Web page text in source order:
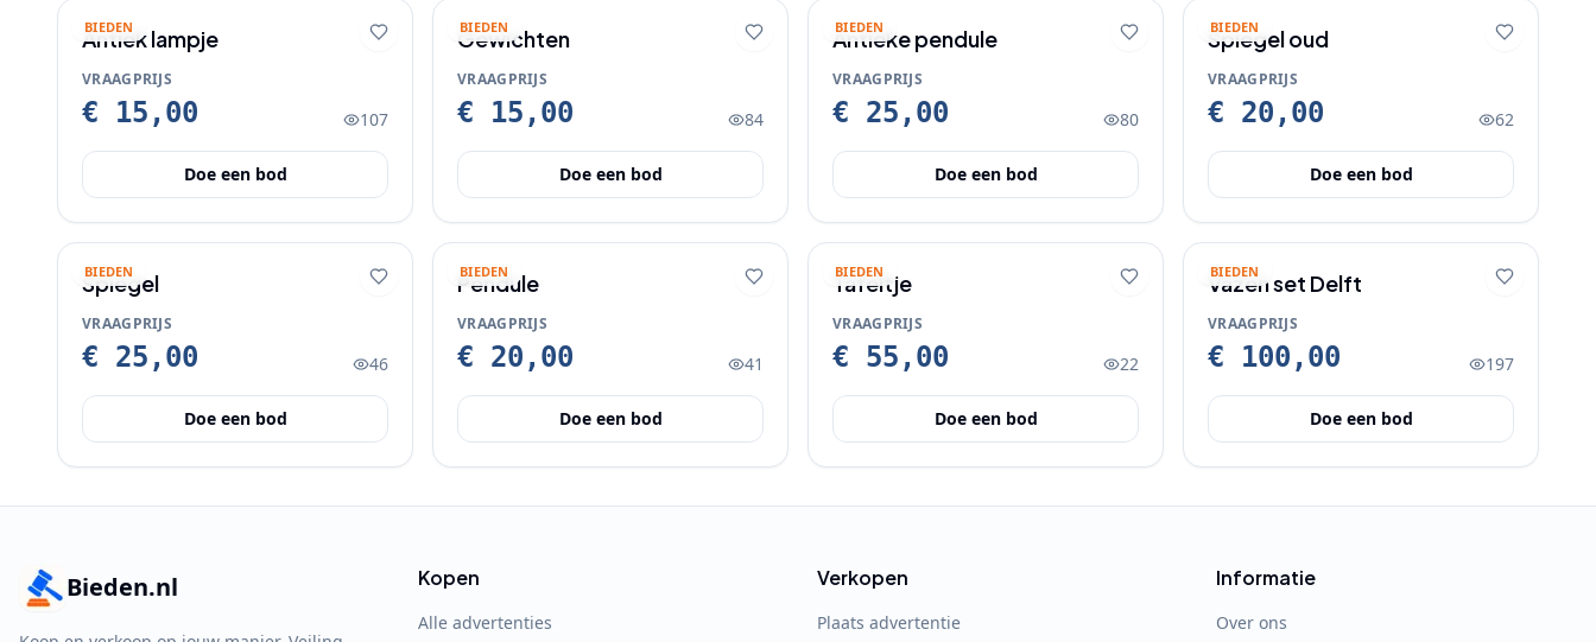
BIEDEN
Antiek lampje
VRAAGPRIJS
€ 15,00 107
Doe een bod
BIEDEN
Gewichten
VRAAGPRIJS
€ 15,00 84
Doe een bod
BIEDEN
Antieke pendule
VRAAGPRIJS
€ 25,00 80
Doe een bod
BIEDEN
Spiegel oud
VRAAGPRIJS
€ 20,00 62
Doe een bod
BIEDEN
Spiegel
VRAAGPRIJS
€ 25,00 46
Doe een bod
BIEDEN
Pendule
VRAAGPRIJS
€ 20,00 41
Doe een bod
BIEDEN
Tafeltje
VRAAGPRIJS
€ 55,00 22
Doe een bod
BIEDEN
Vazen set Delft
VRAAGPRIJS
€ 100,00 197
Doe een bod
Bieden.nl Kopen
Alle advertenties
Verkopen
Plaats advertentie
Informatie
Over ons